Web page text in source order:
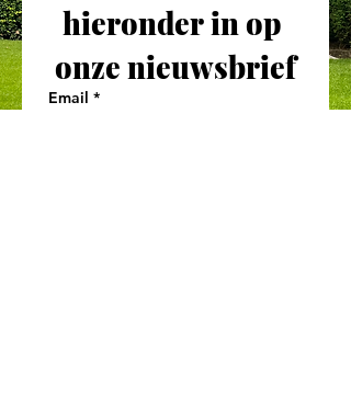
hieronder in op
onze nieuwsbrief
Email *